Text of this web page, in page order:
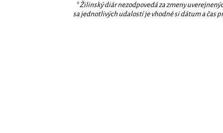
* Žilinský diár nezodpovedá za zmeny
sa jednotlivých udalostí je vhodné si dátum a čas